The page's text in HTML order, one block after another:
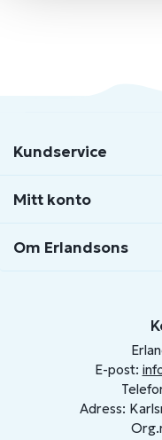
Kundservice
Mitt konto
Om Erlandsons
E-post:
Adress: